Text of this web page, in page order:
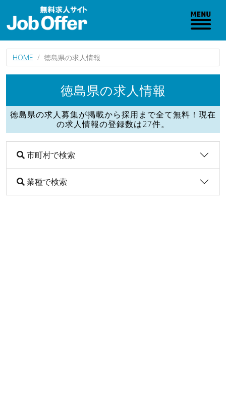
HOME 徳島県の求人情報
徳島県の求人情報
徳島県の求人募集が掲載から採用まで全て無料！現在
の求人情報の登録数は27件。
市町村で検索
業種で検索